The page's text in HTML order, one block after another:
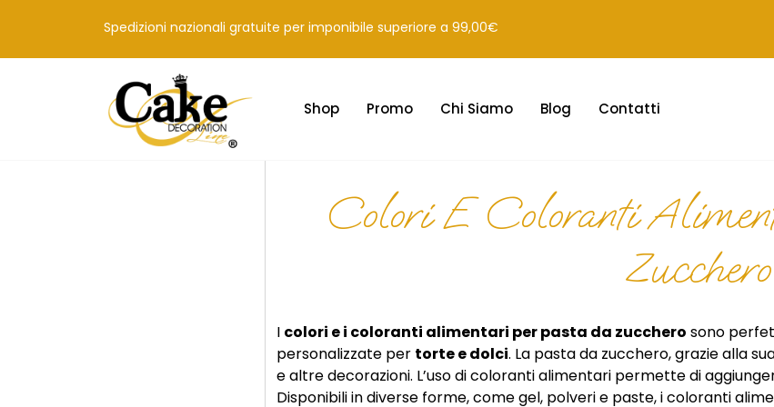
Spedizioni nazionali gratuite per imponibile superiore a 99,00€
Shop Promo Chi Siamo Blog Contatti
Colori E Coloranti
Zucchero
I colori e i coloranti alimentari per pasta da zucchero sono
personalizzate per torte e dolci. La pasta da zucchero, grazie alla
e altre decorazioni. L’uso di coloranti alimentari permette di
Disponibili in diverse forme, come gel, polveri e paste, i coloranti